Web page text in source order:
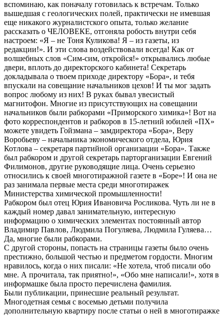
вспоминаю, как поначалу готовилась к встречам. Только
вышедшая с геологических полей, практически не имевшая
еще никакого журналистского опыта, только желание
рассказать о ЧЕЛОВЕКЕ, отгоняла робость внутри себя
настроем: «Я – не Тоня Куликова! Я – из газеты, из
редакции!». И эти слова воздействовали всегда! Как от
волшебных слов «Сим-сим, откройся!» открывались любые
двери, вплоть до директорского кабинета! Секретарь
докладывала о твоем приходе директору «Бора», и тебя
впускали на совещание начальников цехов! И ты мог задать
вопрос любому из них! В руках бывал увесистый
магнитофон. Многие из присутствующих на совещании
начальников были рабкорами «Приморского химика»! Вот на
фото корреспондентов и рабкоров в 15-летний юбилей «ПХ»
можете увидеть Гойзмана – замдиректора «Бора», Веру
Воробьеву – начальника экономического отдела, Юрия
Котлова – секретаря партийной организации «Бора». Также
был рабкором и другой секретарь парторганизации Евгений
Филимонов, другие руководящие лица. Очень серьезно
относились к своей многотиражной газете в «Боре»! И она не
раз занимала первые места среди многотиражек
Министерства химической промышленности!
Рабкором был отец Юрия Ивановича Росликова. Чуть ли не в
каждый номер давал занимательную, интересную
информацию о химических элементах постоянный автор
Владимир Павлов, Людмила Погуляева, Людмила Гуляева…
Да, многие были рабкорами.
С другой стороны, попасть на страницы газеты было очень
престижно, большой честью и предметом гордости. Многим
нравилось, когда о них писали: «Не хотела, чтоб писали обо
мне. А прочитала, так приятно!», «Обо мне написали!», хотя в
информашке была просто перечислена фамилия.
Были публикации, принесшие реальный результат.
Многодетная семья с восемью детьми получила
дополнительную квартиру после статьи о ней в многотиражке